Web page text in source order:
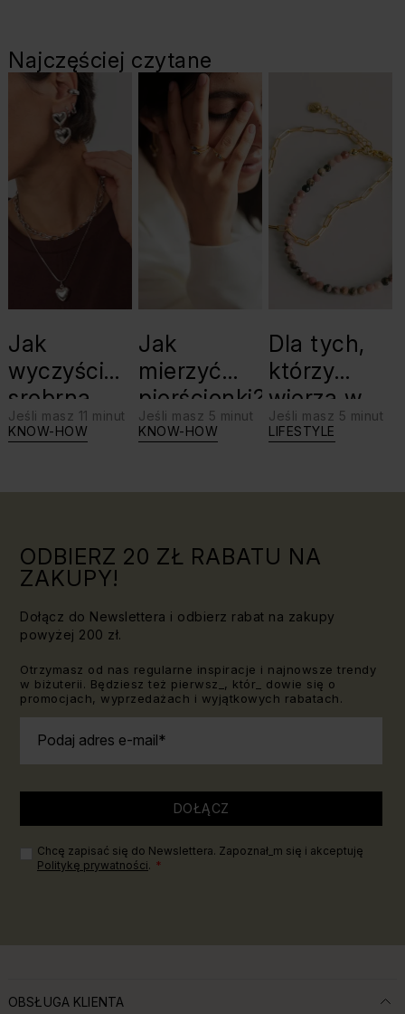
Najczęściej czytane
Jak
wyczyścić
srebrną
biżuterię?
Jeśli masz 11 minut
KNOW-HOW
Jak
mierzyć
pierścionki?
Jeśli masz 5 minut
KNOW-HOW
Dla tych,
którzy
wierzą w
swoje siły:
Jeśli masz 5 minut
LIFESTYLE
ODBIERZ 20 ZŁ RABATU NA
ZAKUPY!
Dołącz do Newslettera i odbierz rabat na zakupy
powyżej 200 zł.
Otrzymasz od nas regularne inspiracje i najnowsze trendy
w biżuterii. Będziesz też pierwsz_, któr_ dowie się o
promocjach, wyprzedażach i wyjątkowych rabatach.
Podaj adres e-mail
DOŁĄCZ
Chcę zapisać się do Newslettera. Zapoznał_m się i akceptuję
Politykę prywatności.
OBSŁUGA KLIENTA